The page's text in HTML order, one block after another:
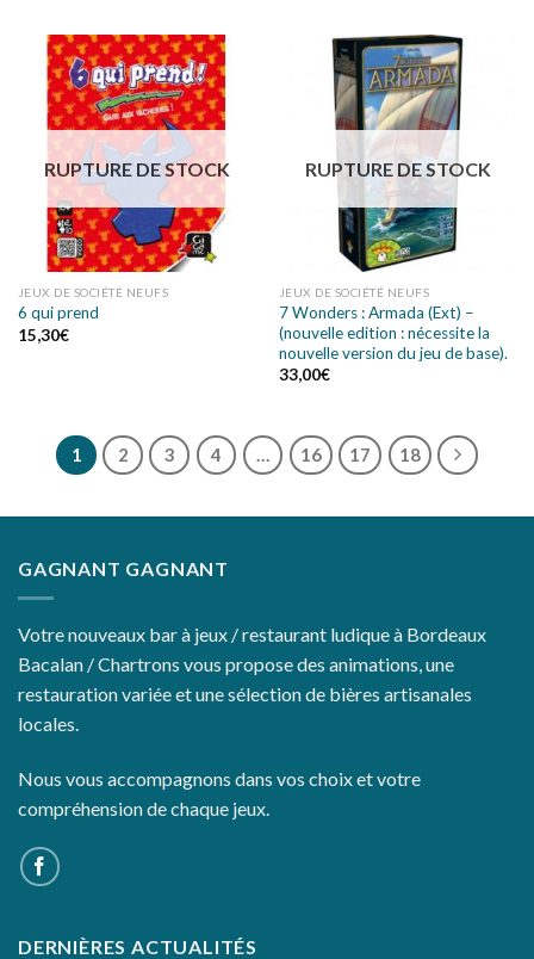
RUPTURE DE STOCK
JEUX DE SOCIÉTÉ NEUFS
6 qui prend
15,30€
RUPTURE DE STOCK
JEUX DE SOCIÉTÉ NEUFS
7 Wonders : Armada (Ext) –
(nouvelle edition : nécessite la
nouvelle version du jeu de base).
33,00€
1 2 3 4 16 17 18
GAGNANT GAGNANT
Votre nouveaux bar à jeux / restaurant ludique à Bordeaux
Bacalan / Chartrons vous propose des animations, une
restauration variée et une sélection de bières artisanales
locales.
Nous vous accompagnons dans vos choix et votre
compréhension de chaque jeux.
DERNIÈRES ACTUALITÉS